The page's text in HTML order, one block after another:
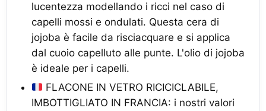
lucentezza modellando i ricci nel caso di
capelli mossi e ondulati. Questa cera di
jojoba è facile da risciacquare e si applica
dal cuoio capelluto alle punte. L'olio di jojoba
è ideale per i capelli.
FLACONE IN VETRO RICICICLABILE,
IMBOTTIGLIATO IN FRANCIA: i nostri valori